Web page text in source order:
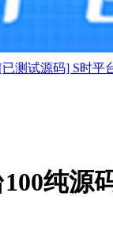
[已测试源码] S时平
纯源